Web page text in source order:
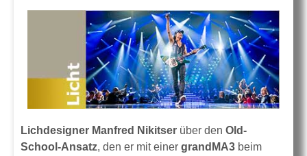
Lichdesigner Manfred Nikitser über den Old-
School-Ansatz, den er mit einer grandMA3 beim